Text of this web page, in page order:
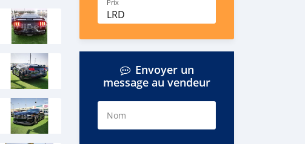
Prix
LRD
Envoyer un
message au vendeur
Nom